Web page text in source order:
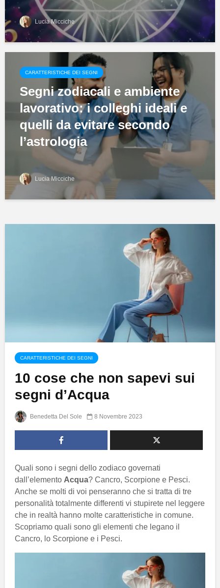
Lucia Micciche
CARATTERISTICHE DEI SEGNI
Segni zodiacali e ambiente
lavorativo: i colleghi ideali e
quelli da evitare secondo
l’astrologia
Lucia Micciche
CARATTERISTICHE DEI SEGNI
10 cose che non sapevi sui
segni d’Acqua
Benedetta Del Sole 8 Novembre 2023
Quali sono i segni dello zodiaco governati
dall’elemento Acqua? Cancro, Scorpione e Pesci.
Anche se molti di voi penseranno che si tratta di tre
personalità totalmente differenti vi stupirete nel leggere
che in realtà hanno molte caratteristiche in comune.
Scopriamo quali sono gli elementi che legano il
Cancro, lo Scorpione e i Pesci.